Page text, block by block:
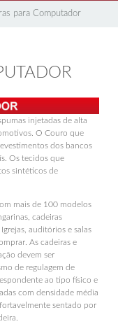
para Computador
injetadas de alta
O Couro que
dos bancos
Os tecidos que
sintéticos de
mais de 100 modelos
cadeiras
auditórios e salas
As cadeiras e
devem ser
de regulagem de
ao tipo físico e
com densidade média
sentado por